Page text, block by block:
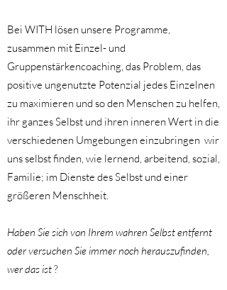
Bei WITH lösen unsere Programme,
zusammen mit Einzel- und
Gruppenstärkencoaching, das Problem, das
positive ungenutzte Potenzial jedes Einzelnen
zu maximieren und so den Menschen zu helfen,
ihr ganzes Selbst und ihren inneren Wert in die
verschiedenen Umgebungen einzubringen wir
uns selbst finden, wie lernend, arbeitend, sozial,
Familie; im Dienste des Selbst und einer
größeren Menschheit.
Haben Sie sich von Ihrem wahren Selbst entfernt
oder versuchen Sie immer noch herauszufinden,
wer das ist?